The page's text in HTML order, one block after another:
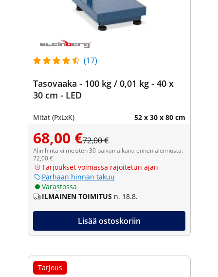
(17)
Tasovaaka - 100 kg / 0,01 kg - 40 x
30 cm - LED
Mitat (PxLxK) 52 x 30 x 80 cm
68,00 €72,00 €
Alin hinta viimeisten 30 päivän aikana ennen alennusta:
72,00 €
Tarjoukset voimassa rajoitetun ajan
Parhaan hinnan takuu
Varastossa
ILMAINEN TOIMITUS n. 18.8.
Lisää ostoskoriin
Tarjous